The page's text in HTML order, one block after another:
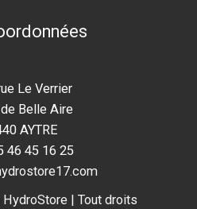
Le Verrier
de Belle Aire
AYTRE
46 45 16 25
| Tout droits